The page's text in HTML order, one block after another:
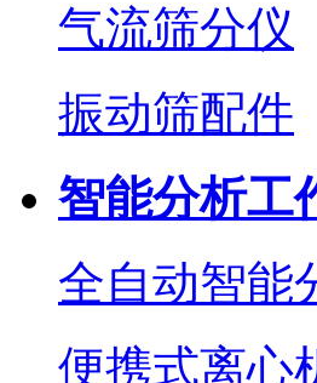
气流筛分仪
振动筛配件
智能分析工
全自动智能
便携式离心